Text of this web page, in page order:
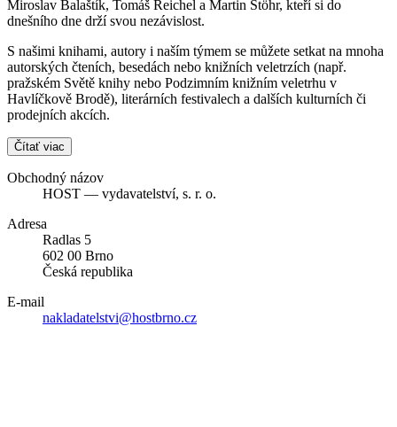
Miroslav Balaštík, Tomáš Reichel a Martin Stöhr, kteří si do
dnešního dne drží svou nezávislost.
S našimi knihami, autory i naším týmem se můžete setkat na mnoha
autorských čteních, besedách nebo knižních veletrzích (např.
pražském Světě knihy nebo Podzimním knižním veletrhu v
Havlíčkově Brodě), literárních festivalech a dalších kulturních či
prodejních akcích.
Čítať viac
Obchodný názov
HOST — vydavatelství, s. r. o.
Adresa
Radlas 5
602 00 Brno
Česká republika
E-mail
nakladatelstvi@hostbrno.cz